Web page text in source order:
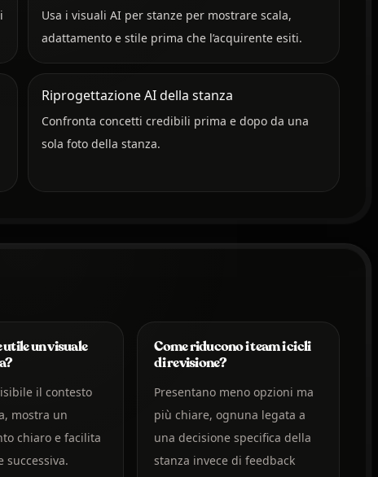
Usa i visuali AI per stanze per mostrare scala,
adattamento e stile prima che l’acquirente esiti.
Riprogettazione AI della stanza
Confronta concetti credibili prima e dopo da una
sola foto della stanza.
utile un visuale
il contesto
mostra un
chiaro e facilita
successiva.
Come riducono i team i cicli
di revisione?
Presentano meno opzioni ma
più chiare, ognuna legata a
una decisione specifica della
stanza invece di feedback